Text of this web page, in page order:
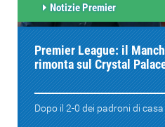
Notizie Premier
Premier League: il
rimonta sul Crystal
Dopo il 2-0 dei padroni di